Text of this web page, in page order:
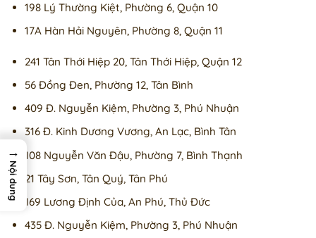
198 Lý Thường Kiệt, Phường 6, Quận 10
17A Hàn Hải Nguyên, Phường 8, Quận 11
241 Tân Thới Hiệp 20, Tân Thới Hiệp, Quận 12
56 Đồng Đen, Phường 12, Tân Bình
409 Đ. Nguyễn Kiệm, Phường 3, Phú Nhuận
316 Đ. Kinh Dương Vương, An Lạc, Bình Tân
108 Nguyễn Văn Đậu, Phường 7, Bình Thạnh
21 Tây Sơn, Tân Quý, Tân Phú
169 Lương Định Của, An Phú, Thủ Đức
435 Đ. Nguyễn Kiệm, Phường 3, Phú Nhuận
→
Nội dung